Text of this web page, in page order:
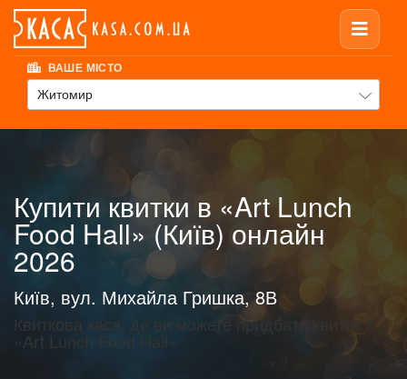
ВАШЕ МІСТО
Житомир
Купити квитки в «Art Lunch
Food Hall» (Київ) онлайн
2026
Київ, вул. Михайла Гришка, 8В
Квиткова каса, де ви можете придбати квиток в
«Art Lunch Food Hall»